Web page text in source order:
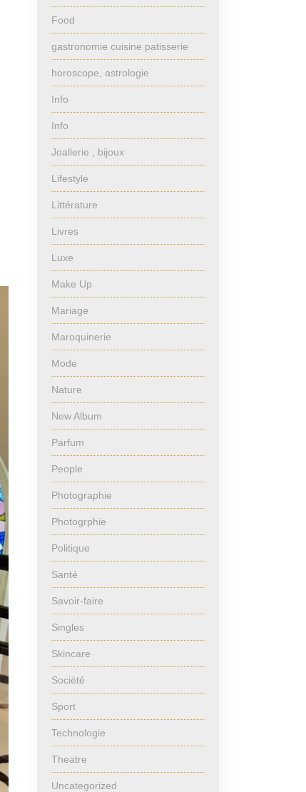
Food
gastronomie cuisine patisserie
horoscope, astrologie
Info
Info
Joallerie , bijoux
Lifestyle
Littérature
Livres
Luxe
Make Up
Mariage
Maroquinerie
Mode
Nature
New Album
Parfum
People
Photographie
Photogrphie
Politique
Santé
Savoir-faire
Singles
Skincare
Société
Sport
Technologie
Theatre
Uncategorized